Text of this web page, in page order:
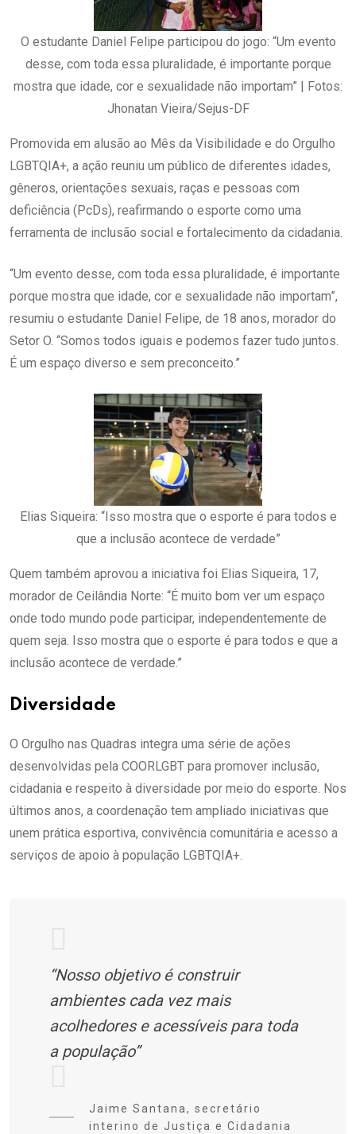
O estudante Daniel Felipe participou do jogo: “Um evento
desse, com toda essa pluralidade, é importante porque
mostra que idade, cor e sexualidade não importam” | Fotos:
Jhonatan Vieira/Sejus-DF
Promovida em alusão ao Mês da Visibilidade e do Orgulho
LGBTQIA+, a ação reuniu um público de diferentes idades,
gêneros, orientações sexuais, raças e pessoas com
deficiência (PcDs), reafirmando o esporte como uma
ferramenta de inclusão social e fortalecimento da cidadania.
“Um evento desse, com toda essa pluralidade, é importante
porque mostra que idade, cor e sexualidade não importam”,
resumiu o estudante Daniel Felipe, de 18 anos, morador do
Setor O. “Somos todos iguais e podemos fazer tudo juntos.
É um espaço diverso e sem preconceito.”
Elias Siqueira: “Isso mostra que o esporte é para todos e
que a inclusão acontece de verdade”
Quem também aprovou a iniciativa foi Elias Siqueira, 17,
morador de Ceilândia Norte: “É muito bom ver um espaço
onde todo mundo pode participar, independentemente de
quem seja. Isso mostra que o esporte é para todos e que a
inclusão acontece de verdade.”
Diversidade
O Orgulho nas Quadras integra uma série de ações
desenvolvidas pela COORLGBT para promover inclusão,
cidadania e respeito à diversidade por meio do esporte. Nos
últimos anos, a coordenação tem ampliado iniciativas que
unem prática esportiva, convivência comunitária e acesso a
serviços de apoio à população LGBTQIA+.
“Nosso objetivo é construir
ambientes cada vez mais
acolhedores e acessíveis para toda
a população”
Jaime Santana, secretário
interino de Justiça e Cidadania